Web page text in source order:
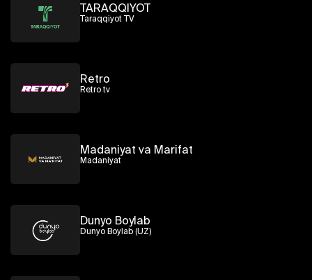
TARAQQIYOT
Taraqqiyot TV
Retro
Retro tv
Madaniyat va Marifat
Madaniyat
Dunyo Boylab
Dunyo Boylab (UZ)